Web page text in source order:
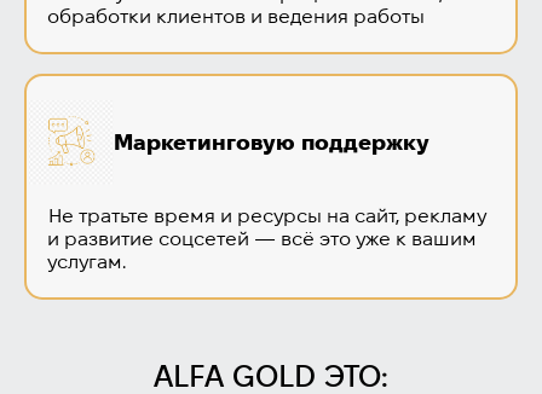
обработки клиентов и ведения работы
Маркетинговую поддержку
Не тратьте время и ресурсы на сайт, рекламу
и развитие соцсетей — всё это уже к вашим
услугам.
ALFA GOLD ЭТО: